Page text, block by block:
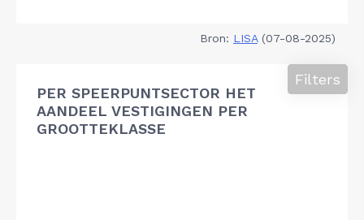
Bron: LISA(07-08-2025)
PER SPEERPUNTSECTOR HET
AANDEEL VESTIGINGEN PER
GROOTTEKLASSE
Filters